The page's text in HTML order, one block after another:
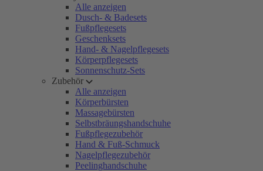
Alle anzeigen
Dusch- & Badesets
Fußpflegesets
Geschenksets
Hand- & Nagelpflegesets
Körperpflegesets
Sonnenschutz-Sets
Zubehör
Alle anzeigen
Körperbürsten
Massagebürsten
Selbstbräungshandschuhe
Fußpflegezubehör
Hand & Fuß-Schmuck
Nagelpflegezubehör
Peelinghandschuhe